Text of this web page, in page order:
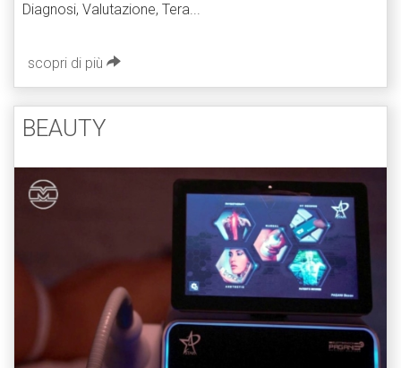
Diagnosi, Valutazione, Tera...
scopri di più
BEAUTY